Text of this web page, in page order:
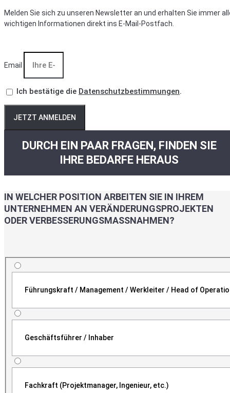
Melden Sie sich zu unseren Newsletter an und erhalten Sie immer
wichtigen Informationen direkt ins E-Mail-Postfach.
Email
Ich bestätige die Datenschutzbestimmungen.
JETZT ANMELDEN
DURCH EIN PAAR FRAGEN, FINDEN SIE
IHRE BEDARFE HERAUS
IN WELCHER POSITION ARBEITEN SIE IN IHREM
UNTERNEHMEN AN VERÄNDERUNGSPROJEKTEN
ODER VERBESSERUNGSMASSNAHMEN?
Führungskraft / Management / Werkleiter / Head of
Geschäftsführer / Inhaber
Fachkraft (Projektmanager, Ingenieur, etc.)